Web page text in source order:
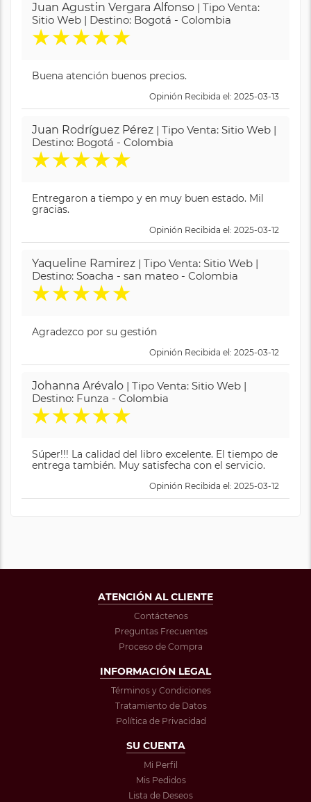
Juan Agustin Vergara Alfonso | Tipo Venta:
Sitio Web | Destino: Bogotá - Colombia
★★★★★
Buena atención buenos precios.
Opinión Recibida el: 2025-03-13
Juan Rodríguez Pérez | Tipo Venta: Sitio Web |
Destino: Bogotá - Colombia
★★★★★
Entregaron a tiempo y en muy buen estado. Mil
gracias.
Opinión Recibida el: 2025-03-12
Yaqueline Ramirez | Tipo Venta: Sitio Web |
Destino: Soacha - san mateo - Colombia
★★★★★
Agradezco por su gestión
Opinión Recibida el: 2025-03-12
Johanna Arévalo | Tipo Venta: Sitio Web |
Destino: Funza - Colombia
★★★★★
Súper!!! La calidad del libro excelente. El tiempo de
entrega también. Muy satisfecha con el servicio.
Opinión Recibida el: 2025-03-12
ATENCIÓN AL CLIENTE
Contáctenos
Preguntas Frecuentes
Proceso de Compra
INFORMACIÓN LEGAL
Términos y Condiciones
Tratamiento de Datos
Política de Privacidad
SU CUENTA
Mi Perfil
Mis Pedidos
Lista de Deseos